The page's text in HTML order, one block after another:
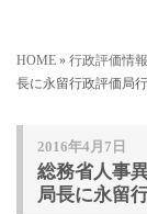
HOME » 行政評価情報
長に永留行政評価局
2016年4月7日
総務省人事
局長に永留